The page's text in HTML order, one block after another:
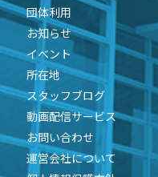
団体利用
お知らせ
イベント
所在地
スタッフブログ
動画配信サービス
お問い合わせ
運営会社について